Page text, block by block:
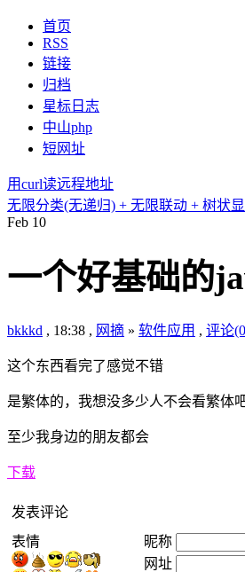
首页
RSS
链接
归档
星标日志
中山php
短网址
用curl读远程地址
无限分类(无递归) + 无限联动 + 树状
Feb 10
一个好基础的
bkkkd , 18:38 , 网摘 » 软件应用 , 评论
这个东西看完了感觉不错
是繁体的，我想没多少人不会看繁体
至少我身边的朋友都会
下载
发表评论
表情
昵称
网址